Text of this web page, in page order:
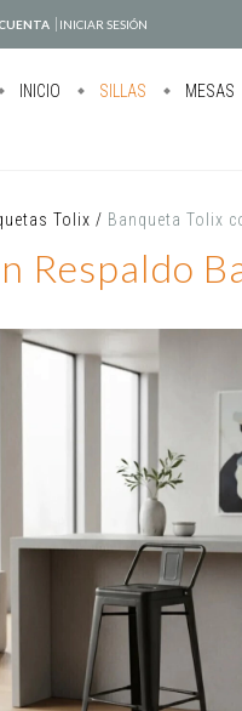
INICIAR SESIÓN
INICIO SILLAS MESAS
Tolix / Banqueta Tolix
Respaldo